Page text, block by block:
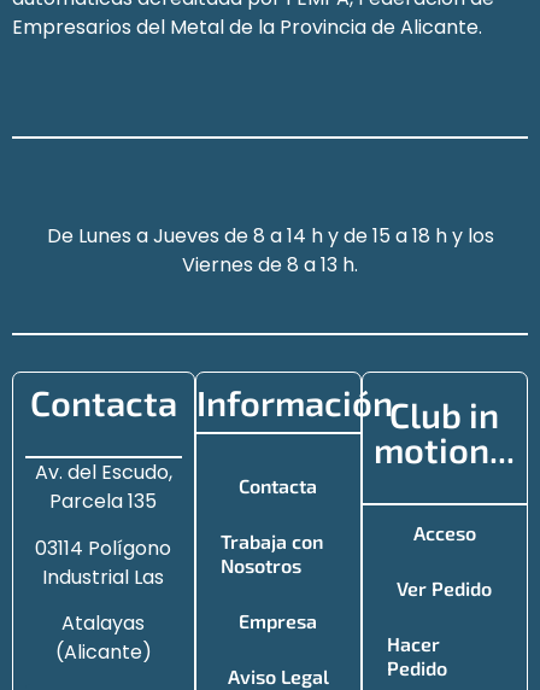
Empresarios del Metal de la Provincia de Alicante.
De Lunes a Jueves de 8 a 14 h y de 15 a 18 h y los
Viernes de 8 a 13 h.
Contacta
Av. del Escudo,
Parcela 135
03114 Polígono
Industrial Las
Atalayas
(Alicante)
Información
Contacta
Trabaja con
Nosotros
Empresa
Aviso Legal
Club in
motion...
Acceso
Ver Pedido
Hacer
Pedido